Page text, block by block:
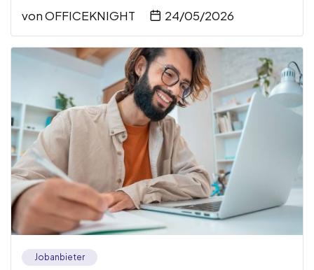
vonOFFICEKNIGHT 24/05/2026
Jobanbieter